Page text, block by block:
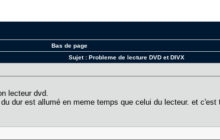
Bas de page
Sujet : Probleme de lecture DVD et DIVX
lecteur dvd.
dur est allumé en meme temps que celui du lecteur. et